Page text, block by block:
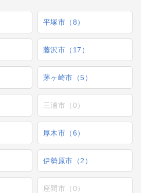
平塚市（8）
藤沢市（17）
茅ヶ崎市（5）
三浦市（0）
厚木市（6）
伊勢原市（2）
座間市（0）